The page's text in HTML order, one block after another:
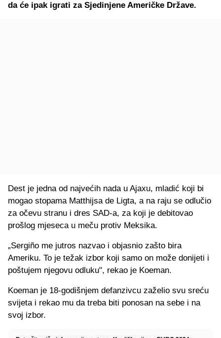
da će ipak igrati za Sjedinjene Američke Države.
Dest je jedna od najvećih nada u Ajaxu, mladić koji bi
mogao stopama Matthijsa de Ligta, a na raju se odlučio
za očevu stranu i dres SAD-a, za koji je debitovao
prošlog mjeseca u meču protiv Meksika.
„Sergiño me jutros nazvao i objasnio zašto bira
Ameriku. To je težak izbor koji samo on može donijeti i
poštujem njegovu odluku", rekao je Koeman.
Koeman je 18-godišnjem defanzivcu zaželio svu sreću
svijeta i rekao mu da treba biti ponosan na sebe i na
svoj izbor.